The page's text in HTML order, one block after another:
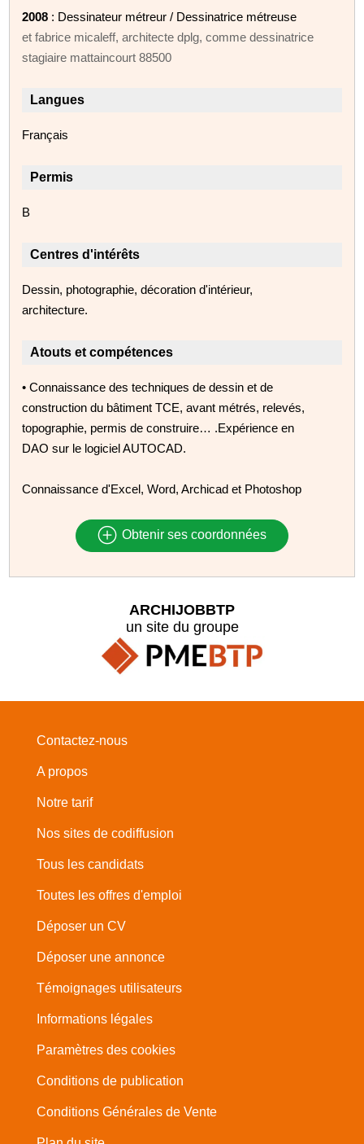
2008 : Dessinateur métreur / Dessinatrice métreuse
et fabrice micaleff, architecte dplg, comme dessinatrice
stagiaire mattaincourt 88500
Langues
Français
Permis
B
Centres d'intérêts
Dessin, photographie, décoration d'intérieur,
architecture.
Atouts et compétences
• Connaissance des techniques de dessin et de
construction du bâtiment TCE, avant métrés, relevés,
topographie, permis de construire… .Expérience en
DAO sur le logiciel AUTOCAD.
Connaissance d'Excel, Word, Archicad et Photoshop
Obtenir ses coordonnées
ARCHIJOBBTP
un site du groupe
Contactez-nous
A propos
Notre tarif
Nos sites de codiffusion
Tous les candidats
Toutes les offres d'emploi
Déposer un CV
Déposer une annonce
Témoignages utilisateurs
Informations légales
Paramètres des cookies
Conditions de publication
Conditions Générales de Vente